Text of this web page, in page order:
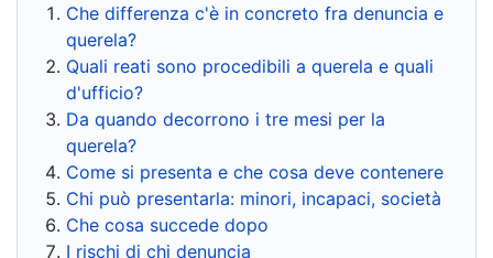
Che differenza c'è in concreto fra denuncia e
querela?
Quali reati sono procedibili a querela e quali
d'ufficio?
Da quando decorrono i tre mesi per la
querela?
Come si presenta e che cosa deve contenere
Chi può presentarla: minori, incapaci, società
Che cosa succede dopo
I rischi di chi denuncia